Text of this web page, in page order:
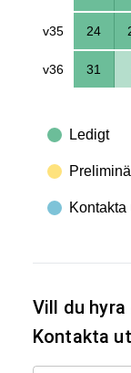
v35 24
v36 31
Ledigt
Vill du
Kontakta